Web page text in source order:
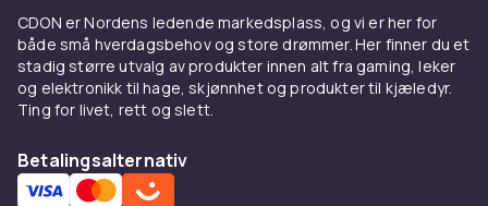
CDON er Nordens ledende markedsplass, og vi er her for
både små hverdagsbehov og store drømmer. Her finner du et
stadig større utvalg av produkter innen alt fra gaming, leker
og elektronikk til hage, skjønnhet og produkter til kjæledyr.
Ting for livet, rett og slett.
Betalingsalternativ